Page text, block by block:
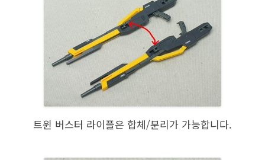
트윈 버스터 라이플은 합체/분리가 가능합니다.